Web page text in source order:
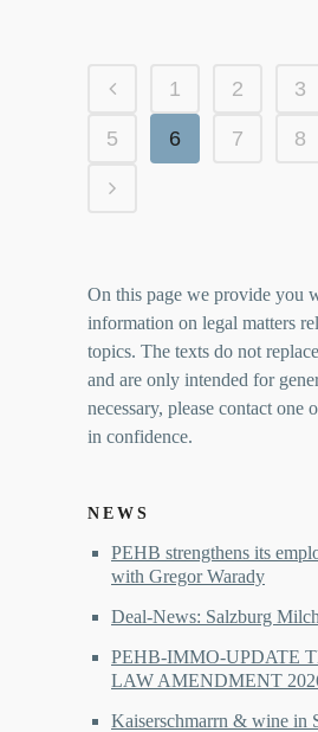
1 2 3
5 6 7 8
On this page we provide you
information on legal matters
topics. The texts do not
and are only intended for
necessary, please contact one
in confidence.
NEWS
PEHB strengthens its
with Gregor Warady
Deal-News: Salzburg
PEHB-IMMO-UPDATE
LAW AMENDMENT
Kaiserschmarrn & wine in